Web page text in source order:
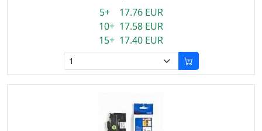
5+ 17.76 EUR
10+ 17.58 EUR
15+ 17.40 EUR